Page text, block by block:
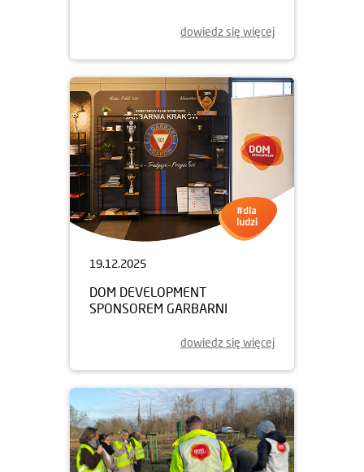
dowiedz się więcej
19.12.2025
DOM DEVELOPMENT
SPONSOREM GARBARNI
dowiedz się więcej